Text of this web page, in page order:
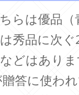
らは優品
秀品に次
どはあり
答に使わ